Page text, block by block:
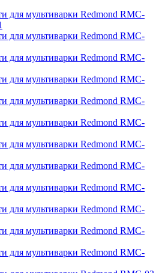
для мультиварки Redmond RMC-
для мультиварки Redmond RMC-
для мультиварки Redmond RMC-
для мультиварки Redmond RMC-
для мультиварки Redmond RMC-
для мультиварки Redmond RMC-
для мультиварки Redmond RMC-
для мультиварки Redmond RMC-
для мультиварки Redmond RMC-
для мультиварки Redmond RMC-
для мультиварки Redmond RMC-
для мультиварки Redmond RMC-